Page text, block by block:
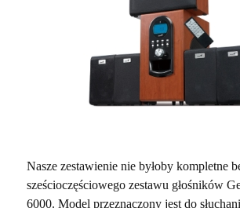
Nasze zestawienie nie byłoby kompletne
sześcioczęściowego zestawu głośników
6000. Model przeznaczony jest do